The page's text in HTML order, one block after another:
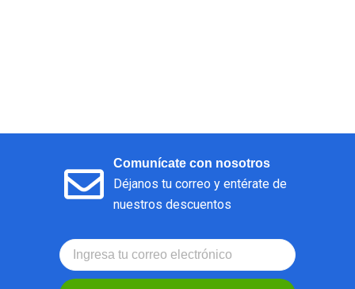
Comunícate con nosotros
Déjanos tu correo y entérate de
nuestros descuentos